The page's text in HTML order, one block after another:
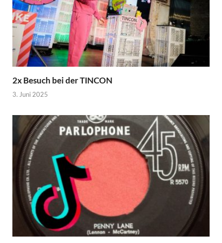
2x Besuch bei der TINCON
3. Juni 2025